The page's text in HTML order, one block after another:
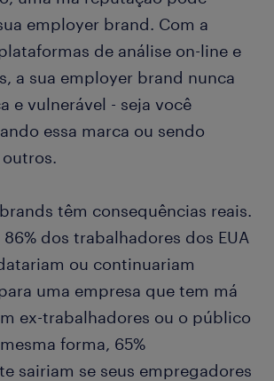
employer brand. Com a
de análise on-line e
a sua employer brand nunca
e vulnerável - seja você
essa marca ou sendo
têm consequências reais.
dos trabalhadores dos EUA
ou continuariam
uma empresa que tem má
ex-trabalhadores ou o público
forma, 65%
sairiam se seus empregadores